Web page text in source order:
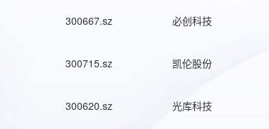
300667.sz 必创科技
300715.sz 凯伦股份
300620.sz 光库科技